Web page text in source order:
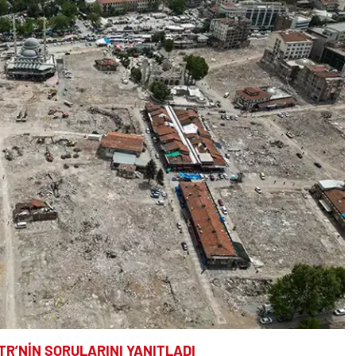
SORULARINI YANITLADI